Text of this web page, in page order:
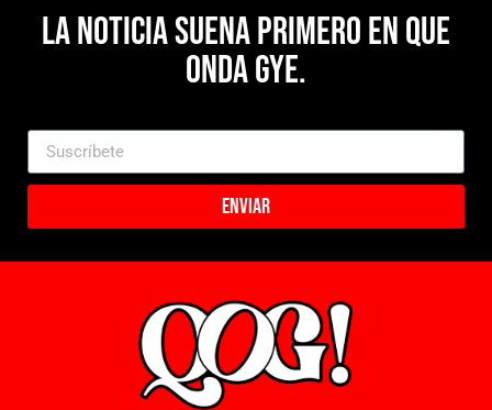
La noticia suena primero en Que
Onda Gye.
Enviar